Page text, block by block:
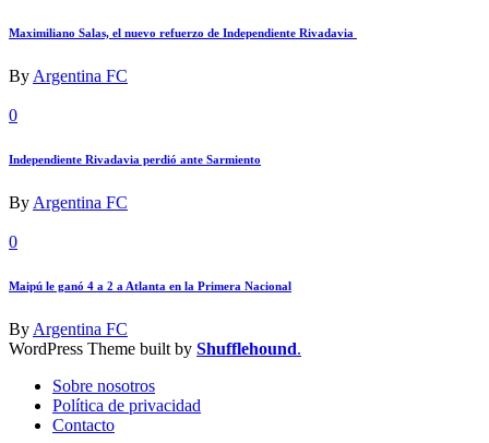
Maximiliano Salas, el nuevo refuerzo de Independiente Rivadavia
By Argentina FC
0
Independiente Rivadavia perdió ante Sarmiento
By Argentina FC
0
Maipú le ganó 4 a 2 a Atlanta en la Primera Nacional
By Argentina FC
WordPress Theme built by Shufflehound.
Sobre nosotros
Política de privacidad
Contacto